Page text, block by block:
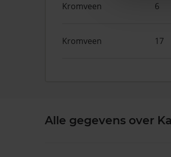
Kromveen 6
Kromveen 17
Alle gegevens over